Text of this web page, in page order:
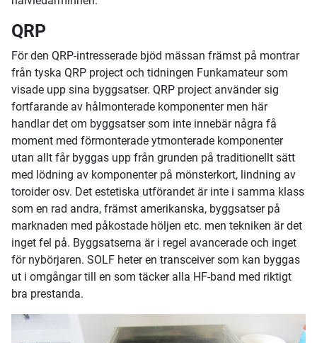
QRP
För den QRP-intresserade bjöd mässan främst på montrar
från tyska QRP project och tidningen Funkamateur som
visade upp sina byggsatser. QRP project använder sig
fortfarande av hålmonterade komponenter men här
handlar det om byggsatser som inte innebär några få
moment med förmonterade ytmonterade komponenter
utan allt får byggas upp från grunden på traditionellt sätt
med lödning av komponenter på mönsterkort, lindning av
toroider osv. Det estetiska utförandet är inte i samma klass
som en rad andra, främst amerikanska, byggsatser på
marknaden med påkostade höljen etc. men tekniken är det
inget fel på. Byggsatserna är i regel avancerade och inget
för nybörjaren. SOLF heter en transceiver som kan byggas
ut i omgångar till en som täcker alla HF-band med riktigt
bra prestanda.